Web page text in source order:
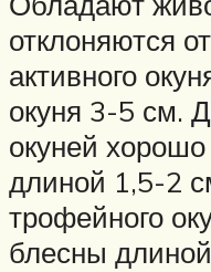
отклоняются
активного
окуня 3-5 см.
окуней
длиной 1,5-2
трофейного
блесны